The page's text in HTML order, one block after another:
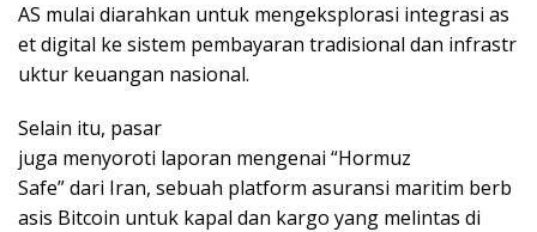
AS mulai diarahkan untuk mengeksplorasi integrasi as
et digital ke sistem pembayaran tradisional dan infrastr
uktur keuangan nasional.
Selain itu, pasar
juga menyoroti laporan mengenai “Hormuz
Safe” dari Iran, sebuah platform asuransi maritim berb
asis Bitcoin untuk kapal dan kargo yang melintas di